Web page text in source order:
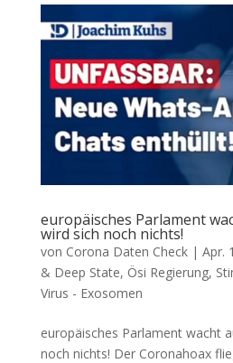
europäisches Parlament
wird sich noch nichts!
von Corona Daten Check| Apr.
& Deep State, Ösi Regierung,
Virus - Exosomen
europäisches Parlament wacht
noch nichts! Der Coro­naho­ax